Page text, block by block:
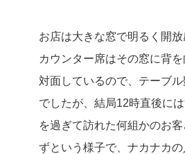
お店は大きな窓で明るく開放
カウンター席はその窓に背
対面しているので、テーブ
でしたが、結局12時直後に
を過ぎて訪れた何組かのお
ずという様子で、ナカナカの